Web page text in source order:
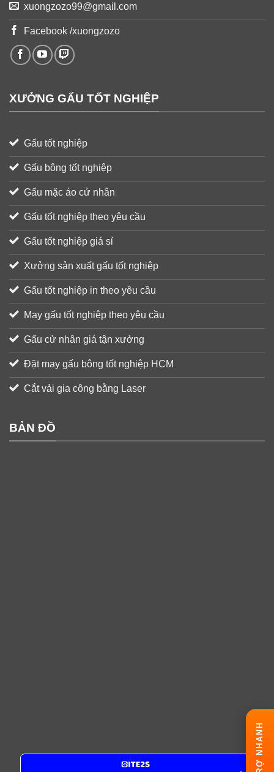
xuongzozo99@gmail.com
Facebook /xuongzozo
XƯỞNG GẤU TỐT NGHIỆP
Gấu tốt nghiệp
Gấu bông tốt nghiệp
Gấu mặc áo cử nhân
Gấu tốt nghiệp theo yêu cầu
Gấu tốt nghiệp giá sỉ
Xưởng sản xuất gấu tốt nghiệp
Gấu tốt nghiệp in theo yêu cầu
May gấu tốt nghiệp theo yêu cầu
Gấu cử nhân giá tận xưởng
Đặt may gấu bông tốt nghiệp HCM
Cắt vải gia công bằng Laser
BẢN ĐỒ